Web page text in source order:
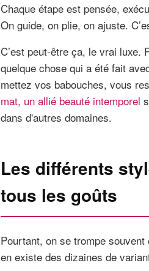
Chaque étape est pensée,
On guide, on plie, on ajuste.
C’est peut-être ça, le vrai luxe.
quelque chose qui a été fait
mettez vos babouches, vous
mat, un allié beauté intemporel
dans d'autres domaines.
Les différents
tous les goûts
Pourtant, on se trompe
en existe des dizaines de